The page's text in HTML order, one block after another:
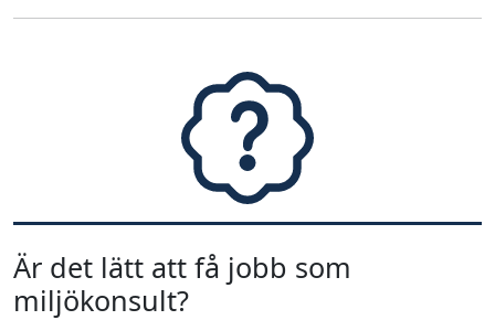
Är det lätt att få jobb som
miljökonsult?